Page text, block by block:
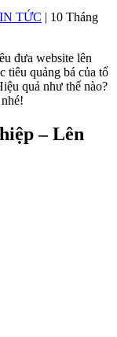
TỨC | 10 Tháng
đưa website lên
tiêu quảng bá của tổ
quả như thế nào?
– Lên